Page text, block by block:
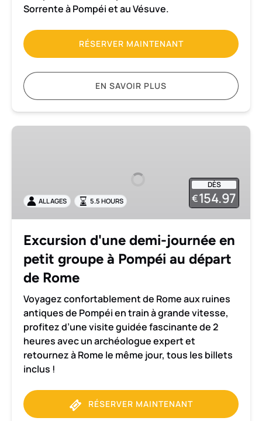
Sorrente à Pompéi et au Vésuve.
RÉSERVER MAINTENANT
EN SAVOIR PLUS
Excursion
petit
groupe
Pompéi
départ
Rome
DÈS
€154.97
ALL AGES 5.5 HOURS
Excursion d'une demi-journée en
petit groupe à Pompéi au départ
de Rome
Voyagez confortablement de Rome aux ruines
antiques de Pompéi en train à grande vitesse,
profitez d’une visite guidée fascinante de 2
heures avec un archéologue expert et
retournez à Rome le même jour, tous les billets
inclus !
RÉSERVER MAINTENANT